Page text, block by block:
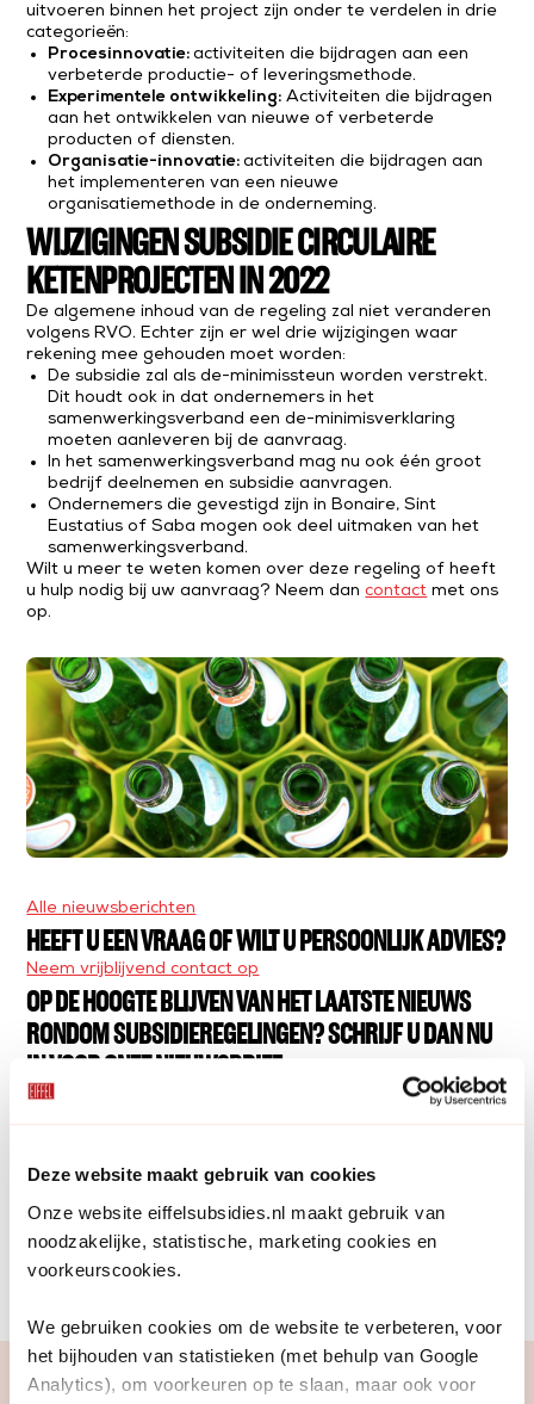
Deze website maakt gebruik van cookies
Onze website eiffelsubsidies.nl maakt gebruik van
noodzakelijke, statistische, marketing cookies en
voorkeurscookies.
We gebruiken cookies om de website te verbeteren, voor
het bijhouden van statistieken (met behulp van Google
Analytics), om voorkeuren op te slaan, maar ook voor
uitvoeren binnen het project zijn onder te verdelen in drie
categorieën:
Procesinnovatie: activiteiten die bijdragen aan een
verbeterde productie- of leveringsmethode.
Experimentele ontwikkeling:Activiteiten die bijdragen
aan het ontwikkelen van nieuwe of verbeterde
producten of diensten.
Organisatie-innovatie: activiteiten die bijdragen aan
het implementeren van een nieuwe
organisatiemethode in de onderneming.
WIJZIGINGEN SUBSIDIE CIRCULAIRE
KETENPROJECTEN IN 2022
De algemene inhoud van de regeling zal niet veranderen
volgens RVO. Echter zijn er wel drie wijzigingen waar
rekening mee gehouden moet worden:
De subsidie zal als de-minimissteun worden verstrekt.
Dit houdt ook in dat ondernemers in het
samenwerkingsverband een de-minimisverklaring
moeten aanleveren bij de aanvraag.
In het samenwerkingsverband mag nu ook één groot
bedrijf deelnemen en subsidie aanvragen.
Ondernemers die gevestigd zijn in Bonaire, Sint
Eustatius of Saba mogen ook deel uitmaken van het
samenwerkingsverband.
Wilt u meer te weten komen over deze regeling of heeft
u hulp nodig bij uw aanvraag? Neem dancontact met ons
op.
Alle nieuwsberichten
HEEFT U EEN VRAAG OF WILT U PERSOONLIJK ADVIES?
Neem vrijblijvend contact op
OP DE HOOGTE BLIJVEN VAN HET LAATSTE NIEUWS
RONDOM SUBSIDIEREGELINGEN? SCHRIJF U DAN NU
IN VOOR ONZE NIEUWSBRIEF.
Interesse gekregen na het lezen van deze update?
Neem contact op